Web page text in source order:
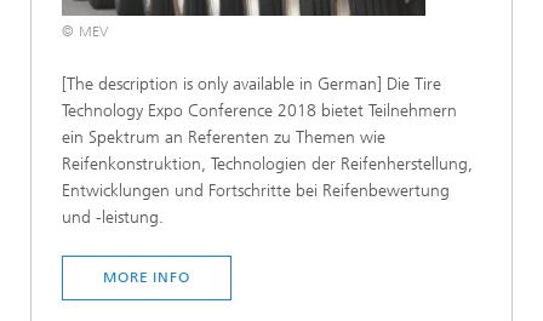
© MEV
[The description is only available in German] Die Tire
Technology Expo Conference 2018 bietet Teilnehmern
ein Spektrum an Referenten zu Themen wie
Reifenkonstruktion, Technologien der Reifenherstellung,
Entwicklungen und Fortschritte bei Reifenbewertung
und -leistung.
MORE INFO